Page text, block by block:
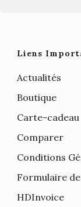
Liens
Actualités
Boutique
Carte-cadeau
Comparer
Conditions
Formulaire
HDInvoice